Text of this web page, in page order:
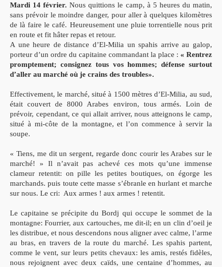
Mardi 14 février. Nous quittions le camp, à 5 heures du matin,
sans prévoir le moindre danger, pour aller à quelques kilomètres
de là faire le café. Heureusement une pluie torrentielle nous prit
en route et fit hâter repas et retour.
A une heure de distance d’El-Milia un spahis arrive au galop,
porteur d’un ordre du capitaine commandant la place : « Rentrez
promptement; consignez tous vos hommes; défense surtout
d’aller au marché où je crains des troubles».
Effectivement, le marché, situé à 1500 mètres d’El-Milia, au sud,
était couvert de 8000 Arabes environ, tous armés. Loin de
prévoir, cependant, ce qui allait arriver, nous atteignons le camp,
situé à mi-côte de la montagne, et l’on commence à servir la
soupe.
« Tiens, me dit un sergent, regarde donc courir les Arabes sur le
marché! » Il n’avait pas achevé ces mots qu’une immense
clameur retentit: on pille les petites boutiques, on égorge les
marchands. puis toute cette masse s’ébranle en hurlant et marche
sur nous. Le cri: Aux armes ! aux armes ! retentit.
Le capitaine se précipite du Bordj qui occupe le sommet de la
montagne: Fourrier, aux cartouches, me dit-il; en un clin d’oeil je
les distribue, et nous descendons nous aligner avec calme, l’arme
au bras, en travers de la route du marché. Les spahis partent,
comme le vent, sur leurs petits chevaux: les amis, restés fidèles,
nous rejoignent avec deux caïds, une centaine d’hommes, au